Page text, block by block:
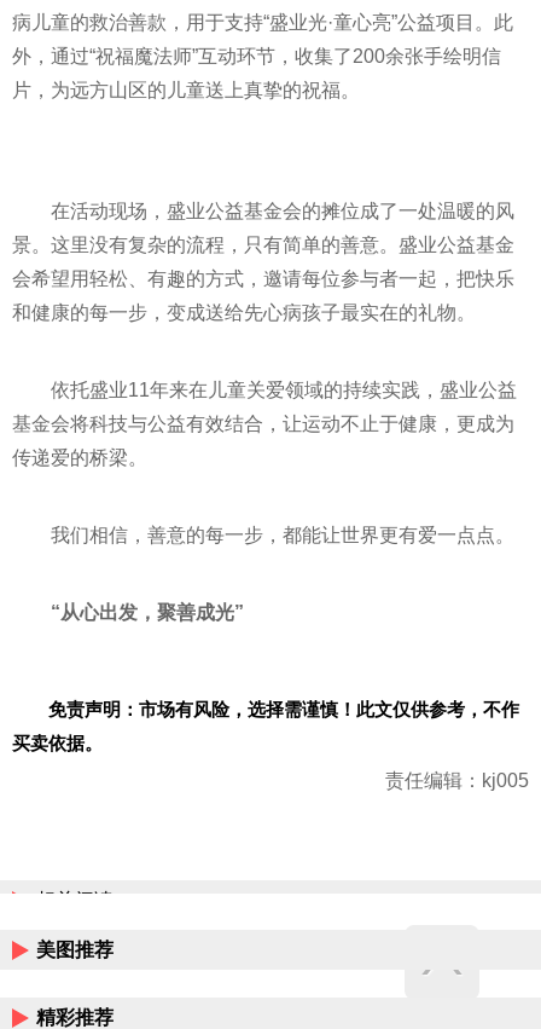
病儿童的救治善款，用于支持“盛业光·童心亮”公益项目。此
外，通过“祝福魔法师”互动环节，收集了200余张手绘明信
片，为远方山区的儿童送上真挚的祝福。
在活动现场，盛业公益基金会的摊位成了一处温暖的风
景。这里没有复杂的流程，只有简单的善意。盛业公益基金
会希望用轻松、有趣的方式，邀请每位参与者一起，把快乐
和健康的每一步，变成送给先心病孩子最实在的礼物。
依托盛业11年来在儿童关爱领域的持续实践，盛业公益
基金会将科技与公益有效结合，让运动不止于健康，更成为
传递爱的桥梁。
我们相信，善意的每一步，都能让世界更有爱一点点。
“从心出发，聚善成光”
免责声明：市场有风险，选择需谨慎！此文仅供参考，不作
买卖依据。
责任编辑：kj005
相关阅读
美图推荐
精彩推荐